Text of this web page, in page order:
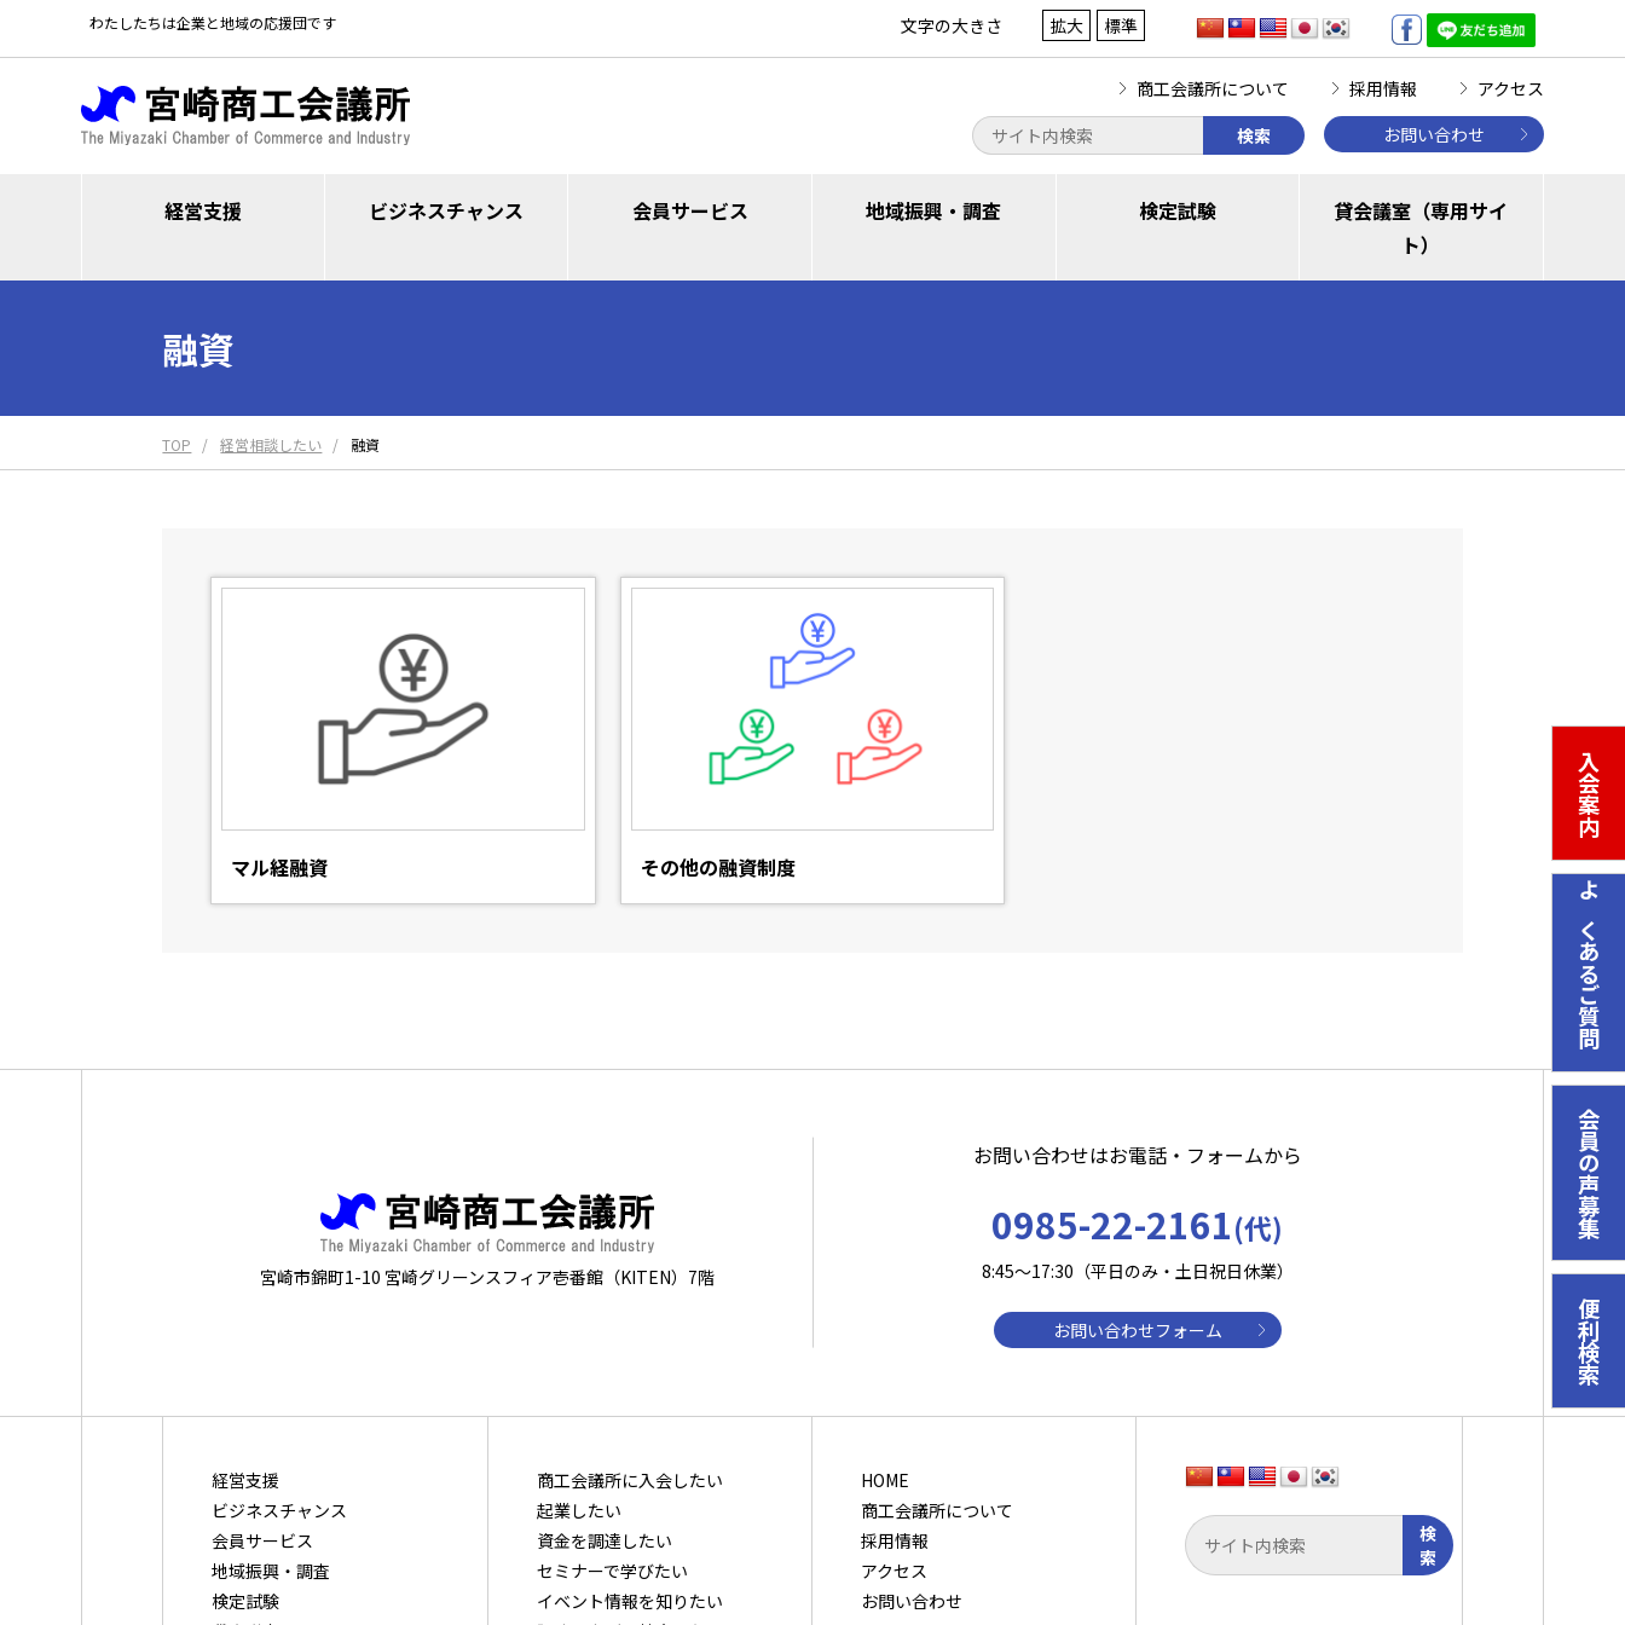
わたしたちは企業と地域の応援団です 文字の大きさ 拡大 標準
商工会議所について 採用情報
アクセス
検索
お問い合わせ
経営支援 ビジネスチャンス 会員サービス 地域振興・調査 検定試験
貸会議室（専用サイ
ト）
融資
TOP 経営相談したい 融資
マル経融資 その他の融資制度
宮崎市錦町1-10 宮崎グリーンスフィア壱番館（KITEN）7階
お問い合わせはお電話・フォームから
0985-22-2161(代)
8:45～17:30（平日のみ・土日祝日休業）
お問い合わせフォーム
経営支援
ビジネスチャンス
会員サービス
地域振興・調査
検定試験
商⼯会議所に⼊会したい
起業したい
資⾦を調達したい
セミナーで学びたい
イベント情報を知りたい
HOME
商工会議所について
採用情報
アクセス
お問い合わせ
検
索
入会案内
よくあるご質問
会員の声募集
便利検索